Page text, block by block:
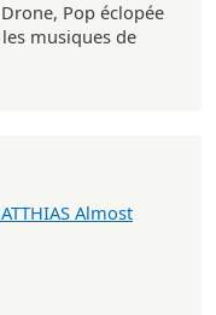
Pop éclopée
musiques de
Almost